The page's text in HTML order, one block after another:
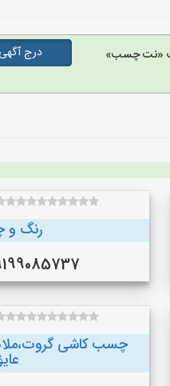
«نت چسب»
درج
رنگ
09199085737
چسب کاشی گروت،ملات